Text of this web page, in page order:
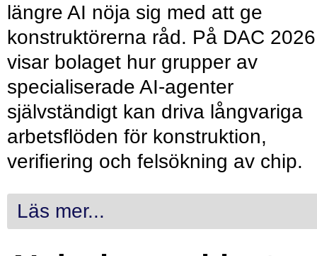
längre AI nöja sig med att ge
konstruktörerna råd. På DAC 2026
visar bolaget hur grupper av
specialiserade AI-agenter
självständigt kan driva långvariga
arbetsflöden för konstruktion,
verifiering och felsökning av chip.
Läs mer...